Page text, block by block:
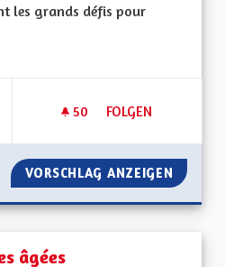
les grands défis pour
50 50 FOLLOWER
FOLGEN
BIEN VIVRE POUR
VORSCHLAG ANZEIGEN BIEN
âgées